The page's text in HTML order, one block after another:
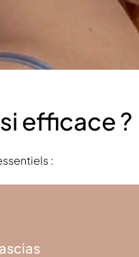
efficace ?
: